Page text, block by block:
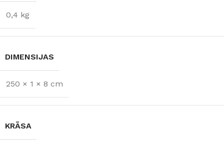
0,4 kg
DIMENSIJAS
250 × 1 × 8 cm
KRĀSA